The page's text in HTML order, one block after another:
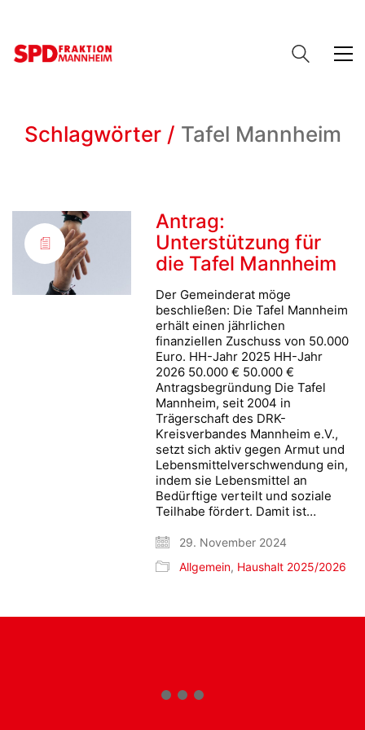
Schlagwörter / Tafel Mannheim
Antrag:
Unterstützung für
die Tafel Mannheim
Der Gemeinderat möge
beschließen: Die Tafel Mannheim
erhält einen jährlichen
finanziellen Zuschuss von 50.000
Euro. HH-Jahr 2025 HH-Jahr
2026 50.000 € 50.000 €
Antragsbegründung Die Tafel
Mannheim, seit 2004 in
Trägerschaft des DRK-
Kreisverbandes Mannheim e.V.,
setzt sich aktiv gegen Armut und
Lebensmittelverschwendung ein,
indem sie Lebensmittel an
Bedürftige verteilt und soziale
Teilhabe fördert. Damit ist…
29. November 2024
Allgemein, Haushalt 2025/2026